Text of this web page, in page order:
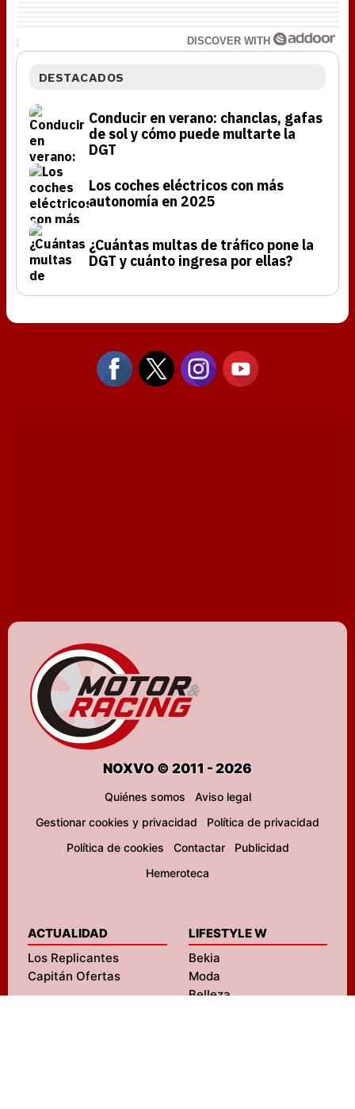
DISCOVER WITH
DESTACADOS
Conducir en verano: chanclas, gafas
de sol y cómo puede multarte la
DGT
Los coches eléctricos con más
autonomía en 2025
¿Cuántas multas de tráfico pone la
DGT y cuánto ingresa por ellas?
NOXVO © 2011 - 2026
Quiénes somos
Aviso legal
Gestionar cookies y privacidad
Política de privacidad
Política de cookies
Contactar
Publicidad
Hemeroteca
ACTUALIDAD
Los Replicantes
Capitán Ofertas
LIFESTYLE W
Bekia
Moda
Belleza